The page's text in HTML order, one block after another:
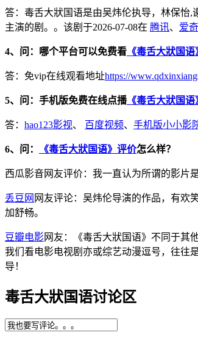
答：毒舌大狀国语是由吴炜伦执导，林保怡,
主演的剧。。该剧于2026-07-08在 腾讯、 爱
4、问：哪个平台可以免费看 《毒舌大狀国
答：免vip在线观看地址https://
5、问：手机版免费在线点播《毒舌大狀国语
答： hao123影视、 百度视频、 手机版小小影
6、问： 《毒舌大狀国语》评价怎么样？
西瓜影音网友评价：我一直认为所谓的影片
丢豆网 网友评论：吴炜伦导演的作品，有欢
加舒畅。
豆瓣电影网友：《毒舌大狀国语》不同于其
我们看电影电视剧亦或综艺动漫逗号，往往
导！
毒舌大狀国语讨论区